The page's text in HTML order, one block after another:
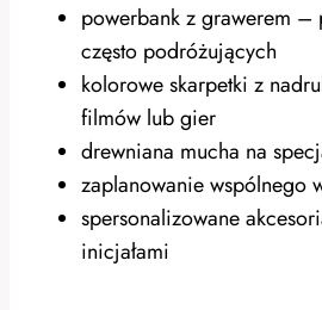
powerbank z grawerem –
często podróżujących
kolorowe skarpetki z
filmów lub gier
drewniana mucha na
zaplanowanie wspólnego
spersonalizowane
inicjałami